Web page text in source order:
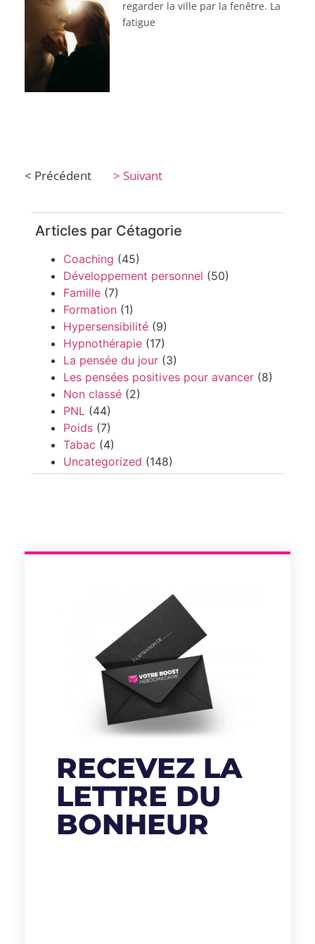
regarder la ville par la fenêtre. La
fatigue
< Précédent > Suivant
Articles par Cétagorie
Coaching (45)
Développement personnel (50)
Famille (7)
Formation (1)
Hypersensibilité (9)
Hypnothérapie (17)
La pensée du jour (3)
Les pensées positives pour avancer (8)
Non classé (2)
PNL (44)
Poids (7)
Tabac (4)
Uncategorized (148)
RECEVEZ LA
LETTRE DU
BONHEUR